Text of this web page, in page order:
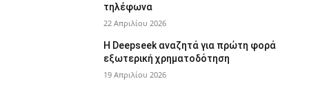
τηλέφωνα
22 Απριλίου 2026
Η Deepseek αναζητά για πρώτη φορά
εξωτερική χρηματοδότηση
19 Απριλίου 2026